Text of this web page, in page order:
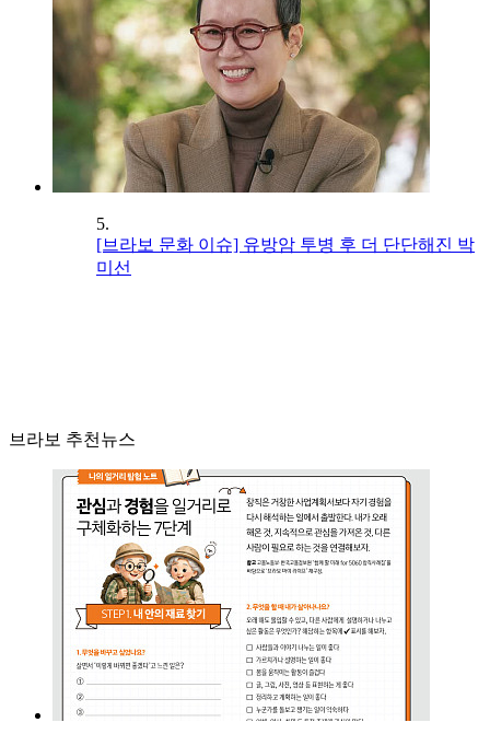
5.
[브라보 문화 이슈] 유방암 투병 후 더 단단해진 박
미선
브라보 추천뉴스